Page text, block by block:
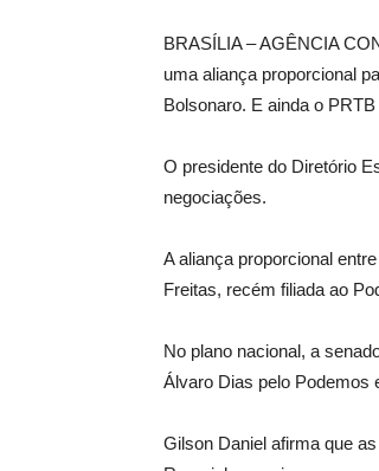
BRASÍLIA – AGÊNCIA
uma aliança proporcional
Bolsonaro. E ainda o
O presidente do Diretório
negociações.
A aliança proporcional
Freitas, recém filiada ao
No plano nacional, a
Álvaro Dias pelo Podemos
Gilson Daniel afirma que